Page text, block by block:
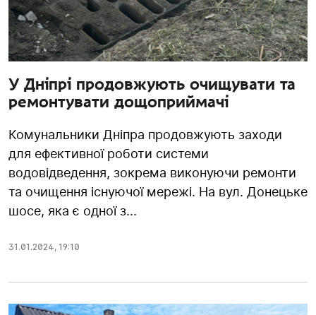
У Дніпрі продовжують очищувати та
ремонтувати дощоприймачі
Комунальники Дніпра продовжують заходи
для ефективної роботи системи
водовідведення, зокрема виконуючи ремонти
та очищення існуючої мережі. На вул. Донецьке
шосе, яка є одної з...
31.01.2024, 19:10